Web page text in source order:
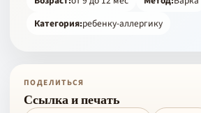
Категория:ребенку-аллергику
ПОДЕЛИТЬСЯ
Ссылка и печать